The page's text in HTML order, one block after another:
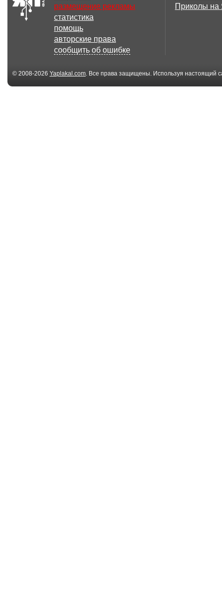
размещение рекламы
статистика
помощь
авторские права
сообщить об ошибке
Приколы
© 2008-2026 Yaplakal.com. Все права защищены. Используя настоящий